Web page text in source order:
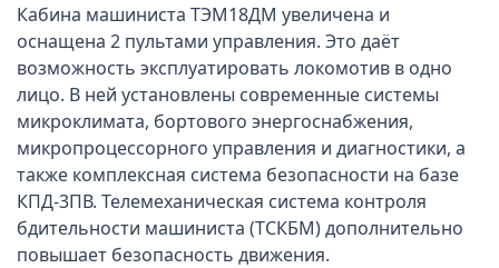
Кабина машиниста ТЭМ18ДМ увеличена и
оснащена 2 пультами управления. Это даёт
возможность эксплуатировать локомотив в одно
лицо. В ней установлены современные системы
микроклимата, бортового энергоснабжения,
микропроцессорного управления и диагностики, а
также комплексная система безопасности на базе
КПД-3ПВ. Телемеханическая система контроля
бдительности машиниста (ТСКБМ) дополнительно
повышает безопасность движения.